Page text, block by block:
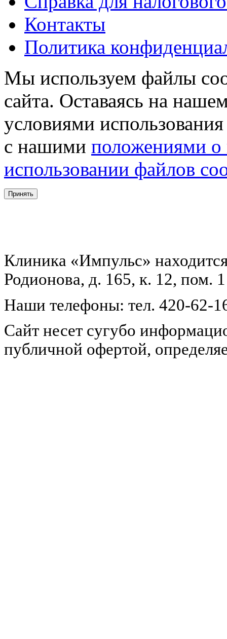
Контакты
Политика
Мы используем файлы
сайта. Оставаясь на
условиями
с нашими положениями о
использовании файлов
Принять
Клиника «Импульс»
Родионова, д. 165, к. 12,
Наши телефоны: тел. 420-62-
Сайт несет сугубо
публичной офертой,